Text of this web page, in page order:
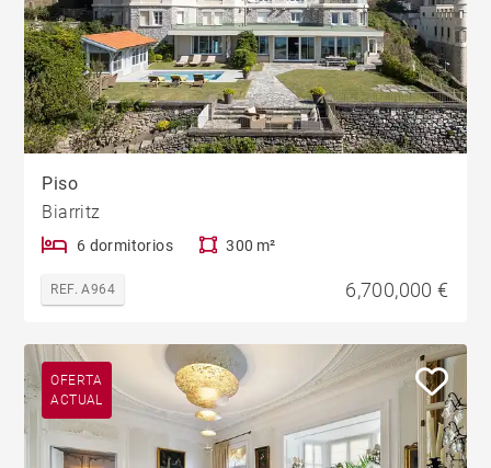
Piso
Biarritz
6 dormitorios 300 m²
REF. A964 6,700,000 €
OFERTA
ACTUAL